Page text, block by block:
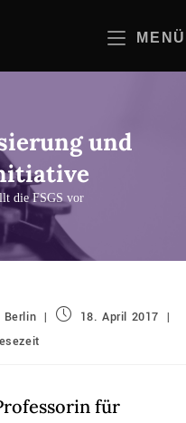
MENÜ
und
die FSGS vor
Berlin
Beitrag18. April 2017
für